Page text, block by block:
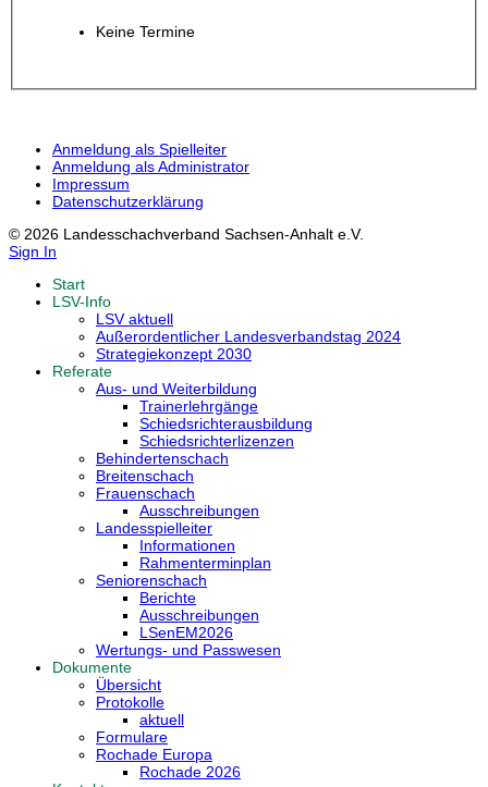
Keine Termine
Anmeldung als Spielleiter
Anmeldung als Administrator
Impressum
Datenschutzerklärung
© 2026 Landesschachverband Sachsen-Anhalt e.V.
Sign In
Start
LSV-Info
LSV aktuell
Außerordentlicher Landesverbandstag 2024
Strategiekonzept 2030
Referate
Aus- und Weiterbildung
Trainerlehrgänge
Schiedsrichterausbildung
Schiedsrichterlizenzen
Behindertenschach
Breitenschach
Frauenschach
Ausschreibungen
Landesspielleiter
Informationen
Rahmenterminplan
Seniorenschach
Berichte
Ausschreibungen
LSenEM2026
Wertungs- und Passwesen
Dokumente
Übersicht
Protokolle
aktuell
Formulare
Rochade Europa
Rochade 2026